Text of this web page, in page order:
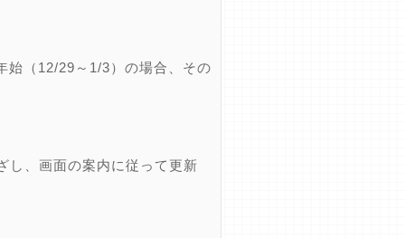
始（12/29～1/3）の場合、その
し、画面の案内に従って更新